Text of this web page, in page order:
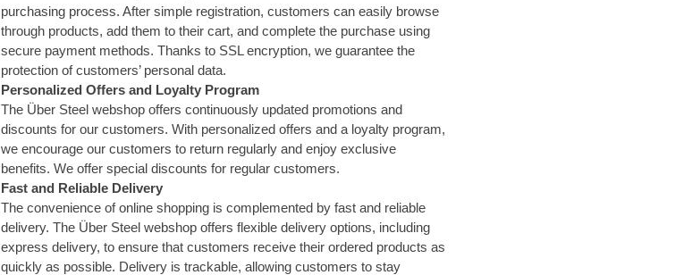
purchasing process. After simple registration, customers can easily browse
through products, add them to their cart, and complete the purchase using
secure payment methods. Thanks to SSL encryption, we guarantee the
protection of customers’ personal data.
Personalized Offers and Loyalty Program
The Über Steel webshop offers continuously updated promotions and
discounts for our customers. With personalized offers and a loyalty program,
we encourage our customers to return regularly and enjoy exclusive
benefits. We offer special discounts for regular customers.
Fast and Reliable Delivery
The convenience of online shopping is complemented by fast and reliable
delivery. The Über Steel webshop offers flexible delivery options, including
express delivery, to ensure that customers receive their ordered products as
quickly as possible. Delivery is trackable, allowing customers to stay